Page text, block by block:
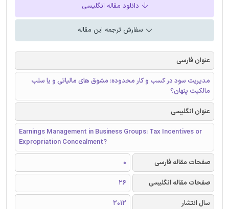
دانلود مقاله انگلیسی
سفارش ترجمه این مقاله
عنوان فارسی
مدیریت سود در کسب و کار محدوده: مشوق های مالیاتی و یا سلب
مالکیت پنهان؟
عنوان انگلیسی
Earnings Management in Business Groups: Tax Incentives or
Expropriation Concealment?
صفحات مقاله فارسی
0
صفحات مقاله انگلیسی
26
سال انتشار
2012